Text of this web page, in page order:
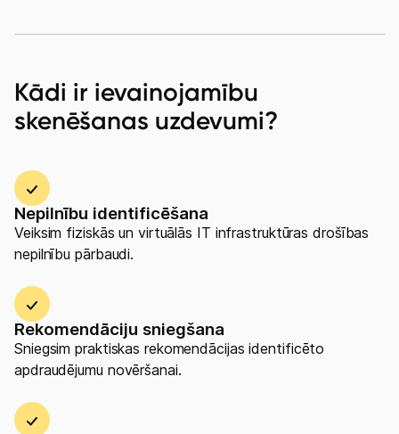
Mobilais internets 15,99 €
Apskati piedāvājumu
Izmēģini 14 dienas bez līgumsoda!
Kādi ir ievainojamību
skenēšanas uzdevumi?
Nepilnību identificēšana
Veiksim fiziskās un virtuālās IT infrastruktūras drošības
nepilnību pārbaudi.
Rekomendāciju sniegšana
Sniegsim praktiskas rekomendācijas identificēto
apdraudējumu novēršanai.